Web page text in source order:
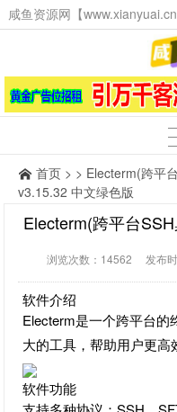
首页 > > Electerm(跨平
v3.15.32 中文绿色版
Electerm(跨平台
浏览次数：14562 发布
软件介绍
Electerm是一个跨平台的
大的工具，帮助用户更高
软件功能